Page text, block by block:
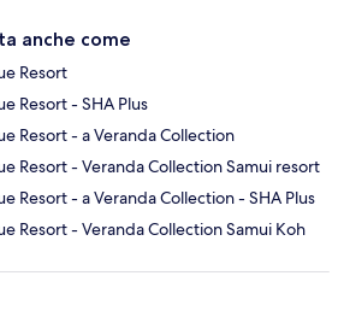
anche come
Resort
Resort - SHA Plus
Resort - a Veranda Collection
Resort - Veranda Collection Samui resort
Resort - a Veranda Collection - SHA Plus
Resort - Veranda Collection Samui Koh